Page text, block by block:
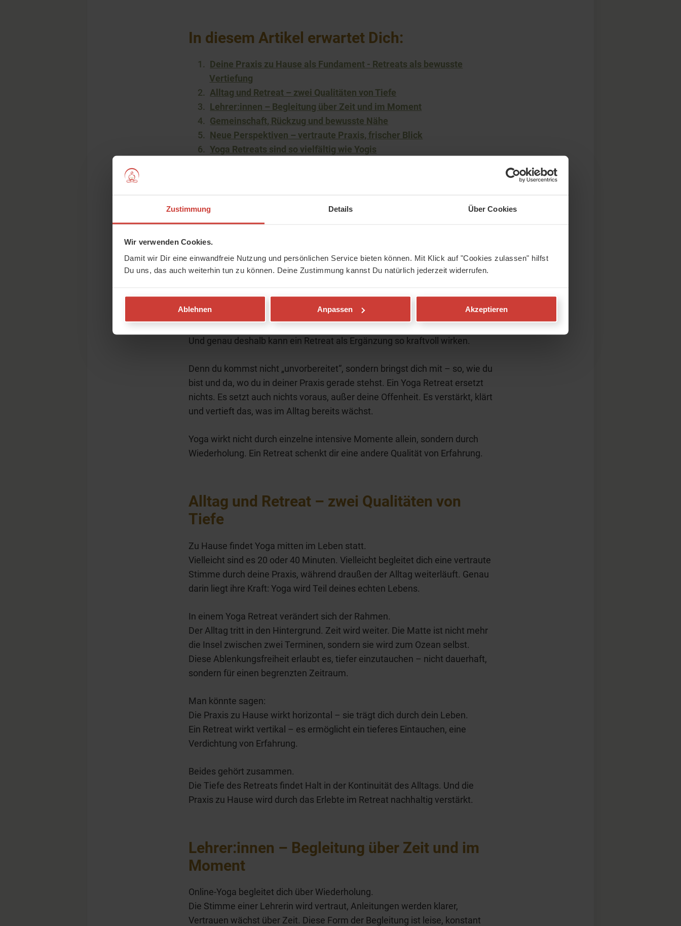
Zustimmung Details Über Cookies
Wir verwenden Cookies.
Damit wir Dir eine einwandfreie Nutzung und persönlichen Service bieten können. Mit Klick auf "Cookies zulassen" hilfst
Du uns, das auch weiterhin tun zu können. Deine Zustimmung kannst Du natürlich jederzeit widerrufen.
Ablehnen Anpassen Akzeptieren
In diesem Artikel erwartet Dich:
Deine Praxis zu Hause als Fundament - Retreats als bewusste
Vertiefung
Alltag und Retreat – zwei Qualitäten von Tiefe
Lehrer:innen – Begleitung über Zeit und im Moment
Gemeinschaft, Rückzug und bewusste Nähe
Neue Perspektiven – vertraute Praxis, frischer Blick
Yoga Retreats sind so vielfältig wie Yogis
Deine Praxis zu Hause als Fundament -
Retreats als bewusste Vertiefung
Deine Yogapraxis zu Hause ist mehr als ein paar Minuten auf der Matte.
einwebt – zwischen Arbeit, Familie, Gedanken und echten Gefühlen.
Und genau deshalb kann ein Retreat als Ergänzung so kraftvoll wirken.
Denn du kommst nicht „unvorbereitet“, sondern bringst dich mit – so, wie du
bist und da, wo du in deiner Praxis gerade stehst. Ein Yoga Retreat ersetzt
nichts. Es setzt auch nichts voraus, außer deine Offenheit. Es verstärkt, klärt
und vertieft das, was im Alltag bereits wächst.
Yoga wirkt nicht durch einzelne intensive Momente allein, sondern durch
Wiederholung. Ein Retreat schenkt dir eine andere Qualität von Erfahrung.
Alltag und Retreat – zwei Qualitäten von
Tiefe
Zu Hause findet Yoga mitten im Leben statt.
Vielleicht sind es 20 oder 40 Minuten. Vielleicht begleitet dich eine vertraute
Stimme durch deine Praxis, während draußen der Alltag weiterläuft. Genau
darin liegt ihre Kraft: Yoga wird Teil deines echten Lebens.
In einem Yoga Retreat verändert sich der Rahmen.
Der Alltag tritt in den Hintergrund. Zeit wird weiter. Die Matte ist nicht mehr
die Insel zwischen zwei Terminen, sondern sie wird zum Ozean selbst.
Diese Ablenkungsfreiheit erlaubt es, tiefer einzutauchen – nicht dauerhaft,
sondern für einen begrenzten Zeitraum.
Man könnte sagen:
Die Praxis zu Hause wirkt horizontal – sie trägt dich durch dein Leben.
Ein Retreat wirkt vertikal – es ermöglicht ein tieferes Eintauchen, eine
Verdichtung von Erfahrung.
Beides gehört zusammen.
Die Tiefe des Retreats findet Halt in der Kontinuität des Alltags. Und die
Praxis zu Hause wird durch das Erlebte im Retreat nachhaltig verstärkt.
Lehrer:innen – Begleitung über Zeit und im
Moment
Online-Yoga begleitet dich über Wiederholung.
Die Stimme einer Lehrerin wird vertraut, Anleitungen werden klarer,
Vertrauen wächst über Zeit. Diese Form der Begleitung ist leise, konstant